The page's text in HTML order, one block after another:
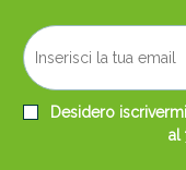
Desidero
al